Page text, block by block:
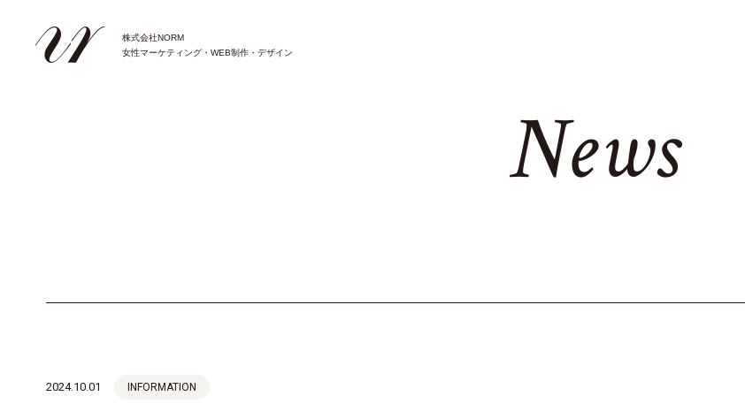
株式会社NORM
女性マーケティング・WEB制作・デザイン
News
2024.10.01 INFORMATION